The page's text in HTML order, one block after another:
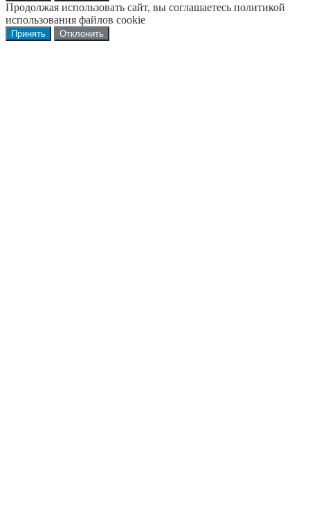
Продолжая использовать сайт, вы соглашаетесь политикой
использования файлов cookie
Принять Отклонить